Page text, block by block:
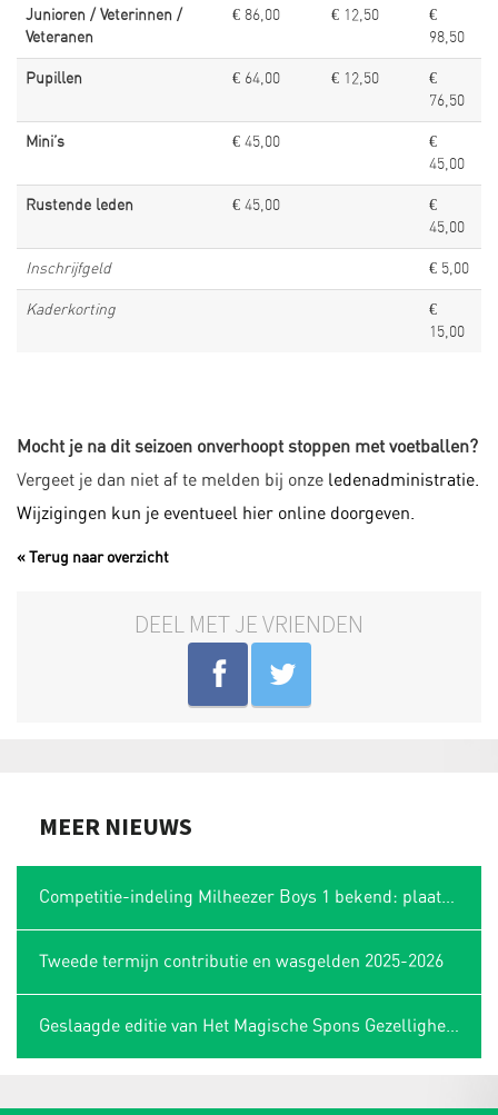
Junioren / Veterinnen /
Veteranen
€ 86,00 € 12,50
€
98,50
Pupillen € 64,00 € 12,50
€
76,50
Mini’s € 45,00
€
45,00
Rustende leden € 45,00
€
45,00
Inschrijfgeld € 5,00
Kaderkorting
€
15,00
Mocht je na dit seizoen onverhoopt stoppen met voetballen?
Vergeet je dan niet af te melden bij onze ledenadministratie.
Wijzigingen kun je eventueel hier online doorgeven.
« Terug naar overzicht
DEEL MET JE VRIENDEN
MEER NIEUWS
Tweede termijn contributie en wasgelden 2025-2026